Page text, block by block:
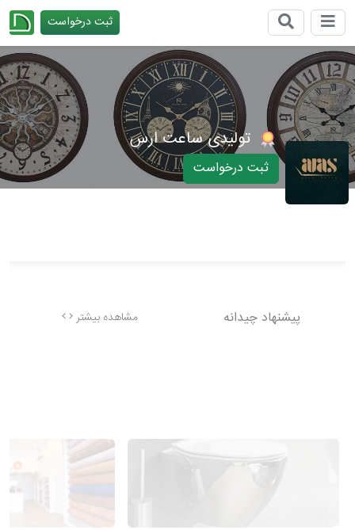
ثبت درخواست
تولیدی ساعت ارس
ثبت درخواست
پیشنهاد چیدانه مشاهده بیشتر